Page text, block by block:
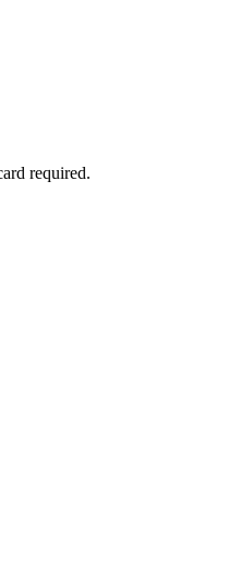
required.